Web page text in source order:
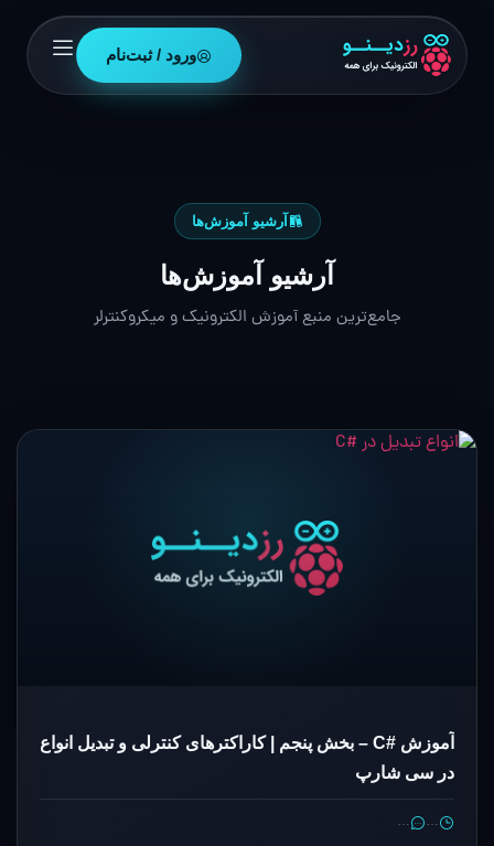
ورود / ثبت‌نام
آرشیو آموزش‌ها
آرشیو آموزش‌ها
جامع‌ترین منبع آموزش الکترونیک و میکروکنترلر
آموزش #C – بخش پنجم | کاراکترهای کنترلی و تبدیل انواع
در سی شارپ
…
…